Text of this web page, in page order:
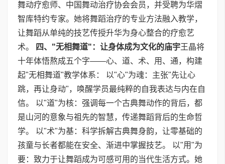
舞动疗愈师、中国舞动治疗协会会员，并受聘为华熠
智库特约专家。她将舞蹈治疗的专业方法融入教学，
让舞蹈从单纯的技艺传授升华为身心整合的疗愈艺
术。
四、 "无相舞道" ：让身体成为文化的庙宇王晶将
十年体悟熬成五个字——心、道、术、用、通，构建
起"无相舞道"教学体系： 以"心"为魂：主张"先让心
跳，再让身动"，唤醒学员最纯粹的自我表达与内在自
信。 以"道"为核：强调每一个古典舞动作的背后，都
是山河的意象与祖先的智慧，传递舞蹈背后的生命哲
学。 以"术"为基：科学拆解古典舞身韵，让零基础的
孩童与长者都能在安全、渐进中掌握技艺。 以"用"为
要：致力于让舞蹈成为可感可用的当代生活方式。她